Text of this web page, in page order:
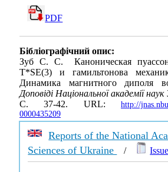
PDF
Бібліографічний опис:
Зуб С. С. Каноническая
T*SE(3) и гамильтонова
Динамика магнитного диполя
Доповіді Національної академії наук
С. 37-42. URL: http://
0000435209
Reports of the National
Sciences of Ukraine
/